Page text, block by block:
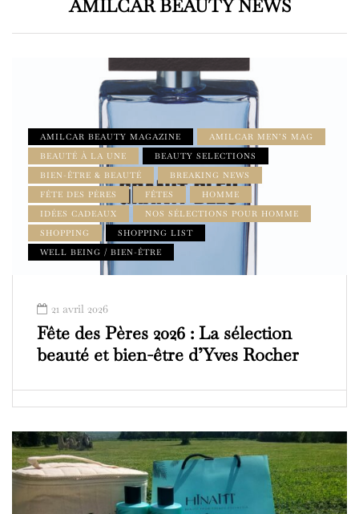
AMILCAR BEAUTY NEWS
AMILCAR BEAUTY MAGAZINE
AMILCAR MEN’S MAG
BEAUTÉ À LA UNE
BEAUTY SELECTIONS
BIEN-ÊTRE & BEAUTÉ
BREAKING NEWS
FÊTE DES PÈRES
FÊTES
HOMME
IDÉES CADEAUX
NOS SÉLECTIONS POUR HOMME
SHOPPING
SHOPPING LIST
WELL BEING / BIEN-ÊTRE
21 avril 2026
Fête des Pères 2026 : La sélection
beauté et bien-être d’Yves Rocher